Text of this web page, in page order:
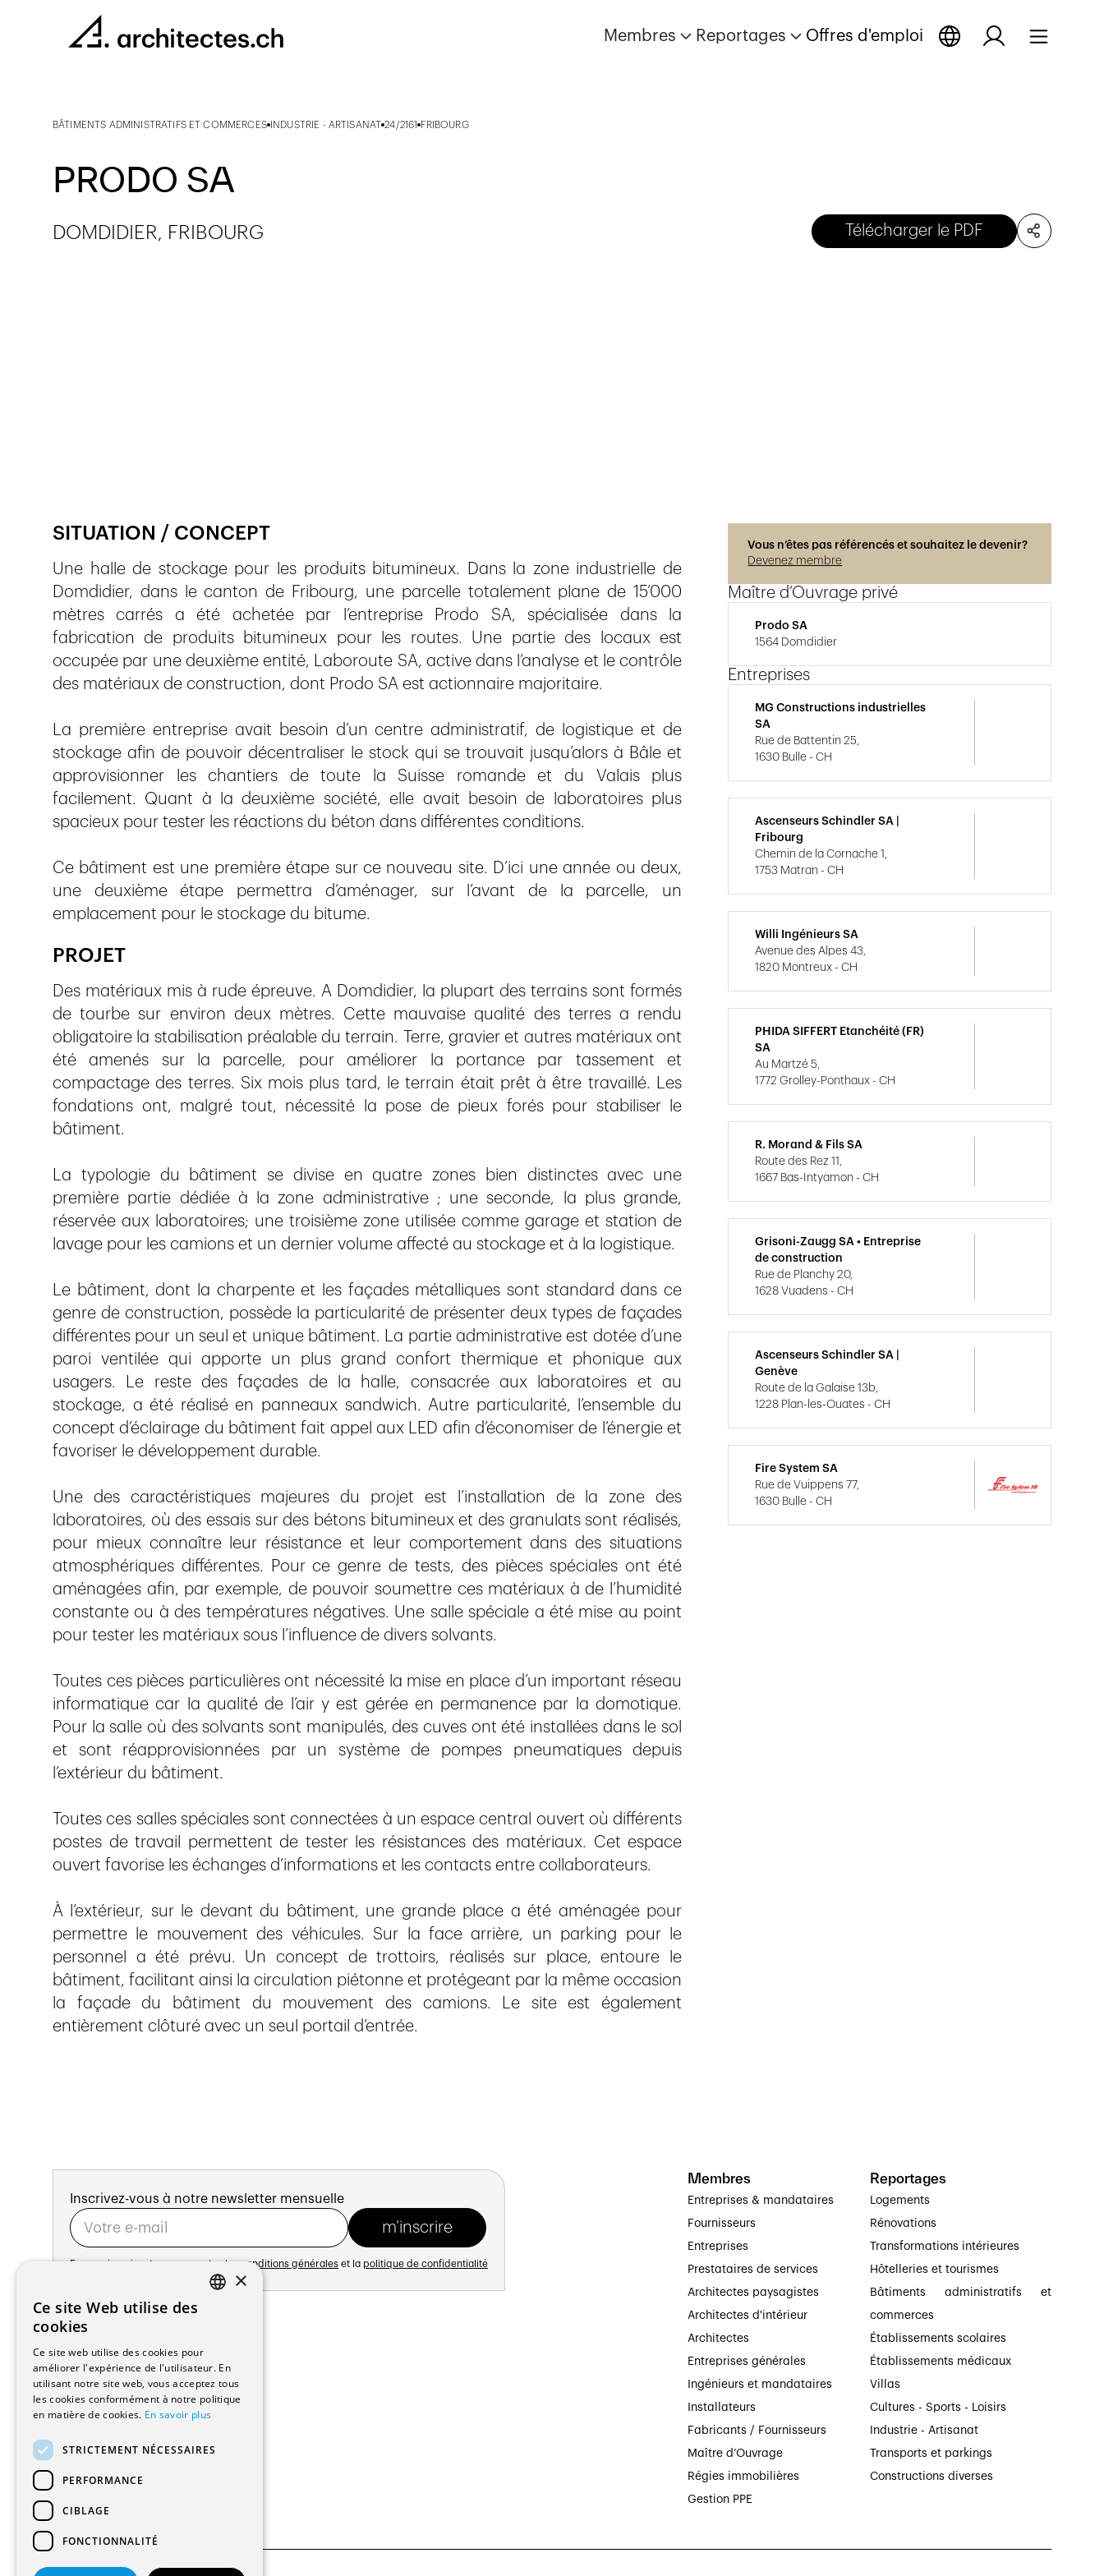
Membres Reportages Offres d'emploi
BÂTIMENTS ADMINISTRATIFS ET COMMERCES INDUSTRIE - ARTISANAT 24/2161 FRIBOURG
PRODO SA
DOMDIDIER, FRIBOURG Télécharger le PDF
SITUATION / CONCEPT
Une halle de stockage pour les produits bitumineux. Dans la zone industrielle de
Domdidier, dans le canton de Fribourg, une parcelle totalement plane de 15’000
mètres carrés a été achetée par l’entreprise Prodo SA, spécialisée dans la
fabrication de produits bitumineux pour les routes. Une partie des locaux est
occupée par une deuxième entité, Laboroute SA, active dans l’analyse et le contrôle
des matériaux de construction, dont Prodo SA est actionnaire majoritaire.
La première entreprise avait besoin d’un centre administratif, de logistique et de
stockage afin de pouvoir décentraliser le stock qui se trouvait jusqu’alors à Bâle et
approvisionner les chantiers de toute la Suisse romande et du Valais plus
facilement. Quant à la deuxième société, elle avait besoin de laboratoires plus
spacieux pour tester les réactions du béton dans différentes conditions.
Ce bâtiment est une première étape sur ce nouveau site. D’ici une année ou deux,
une deuxième étape permettra d’aménager, sur l’avant de la parcelle, un
emplacement pour le stockage du bitume.
PROJET
Des matériaux mis à rude épreuve. A Domdidier, la plupart des terrains sont formés
de tourbe sur environ deux mètres. Cette mauvaise qualité des terres a rendu
obligatoire la stabilisation préalable du terrain. Terre, gravier et autres matériaux ont
été amenés sur la parcelle, pour améliorer la portance par tassement et
compactage des terres. Six mois plus tard, le terrain était prêt à être travaillé. Les
fondations ont, malgré tout, nécessité la pose de pieux forés pour stabiliser le
bâtiment.
La typologie du bâtiment se divise en quatre zones bien distinctes avec une
première partie dédiée à la zone administrative ; une seconde, la plus grande,
réservée aux laboratoires; une troisième zone utilisée comme garage et station de
lavage pour les camions et un dernier volume affecté au stockage et à la logistique.
Le bâtiment, dont la charpente et les façades métalliques sont standard dans ce
genre de construction, possède la particularité de présenter deux types de façades
différentes pour un seul et unique bâtiment. La partie administrative est dotée d’une
paroi ventilée qui apporte un plus grand confort thermique et phonique aux
usagers. Le reste des façades de la halle, consacrée aux laboratoires et au
stockage, a été réalisé en panneaux sandwich. Autre particularité, l’ensemble du
concept d’éclairage du bâtiment fait appel aux LED afin d’économiser de l’énergie et
favoriser le développement durable.
Une des caractéristiques majeures du projet est l’installation de la zone des
laboratoires, où des essais sur des bétons bitumineux et des granulats sont réalisés,
pour mieux connaître leur résistance et leur comportement dans des situations
atmosphériques différentes. Pour ce genre de tests, des pièces spéciales ont été
aménagées afin, par exemple, de pouvoir soumettre ces matériaux à de l’humidité
constante ou à des températures négatives. Une salle spéciale a été mise au point
pour tester les matériaux sous l’influence de divers solvants.
Toutes ces pièces particulières ont nécessité la mise en place d’un important réseau
informatique car la qualité de l’air y est gérée en permanence par la domotique.
Pour la salle où des solvants sont manipulés, des cuves ont été installées dans le sol
et sont réapprovisionnées par un système de pompes pneumatiques depuis
l’extérieur du bâtiment.
Toutes ces salles spéciales sont connectées à un espace central ouvert où différents
postes de travail permettent de tester les résistances des matériaux. Cet espace
ouvert favorise les échanges d’informations et les contacts entre collaborateurs.
À l’extérieur, sur le devant du bâtiment, une grande place a été aménagée pour
permettre le mouvement des véhicules. Sur la face arrière, un parking pour le
personnel a été prévu. Un concept de trottoirs, réalisés sur place, entoure le
bâtiment, facilitant ainsi la circulation piétonne et protégeant par la même occasion
la façade du bâtiment du mouvement des camions. Le site est également
entièrement clôturé avec un seul portail d’entrée.
Vous n’êtes pas référencés et souhaitez le devenir?
Devenez membre
Maître d’Ouvrage privé
Prodo SA
1564 Domdidier
Entreprises
MG Constructions industrielles
SA
Rue de Battentin 25,
1630 Bulle - CH
Ascenseurs Schindler SA |
Fribourg
Chemin de la Cornache 1,
1753 Matran - CH
Willi Ingénieurs SA
Avenue des Alpes 43,
1820 Montreux - CH
PHIDA SIFFERT Etanchéité (FR)
SA
Au Martzé 5,
1772 Grolley-Ponthaux - CH
R. Morand & Fils SA
Route des Rez 11,
1667 Bas-Intyamon - CH
Grisoni-Zaugg SA • Entreprise
de construction
Rue de Planchy 20,
1628 Vuadens - CH
Ascenseurs Schindler SA |
Genève
Route de la Galaise 13b,
1228 Plan-les-Ouates - CH
Fire System SA
Rue de Vuippens 77,
1630 Bulle - CH
Inscrivez-vous à notre newsletter mensuelle
En vous inscrivant vous acceptez les conditions générales et la politique de confidentialité
Adresse:
Avenue de Longemalle 21
1020 Renens
Suisse
Contact:
Édition: +41 21 635 16 82
Plateforme: +41 21 631 10 50
info@architectes.ch
Membres
Entreprises & mandataires
Fournisseurs
Entreprises
Prestataires de services
Architectes paysagistes
Architectes d'intérieur
Architectes
Entreprises générales
Ingénieurs et mandataires
Installateurs
Fabricants / Fournisseurs
Maître d’Ouvrage
Régies immobilières
Gestion PPE
Reportages
Logements
Rénovations
Transformations intérieures
Hôtelleries et tourismes
Bâtiments administratifs et
commerces
Établissements scolaires
Établissements médicaux
Villas
Cultures - Sports - Loisirs
Industrie - Artisanat
Transports et parkings
Constructions diverses
×
Ce site Web utilise des
cookies
Ce site web utilise des cookies pour
améliorer l'expérience de l'utilisateur. En
utilisant notre site web, vous acceptez tous
les cookies conformément à notre politique
en matière de cookies. En savoir plus
STRICTEMENT NÉCESSAIRES
PERFORMANCE
CIBLAGE
FONCTIONNALITÉ